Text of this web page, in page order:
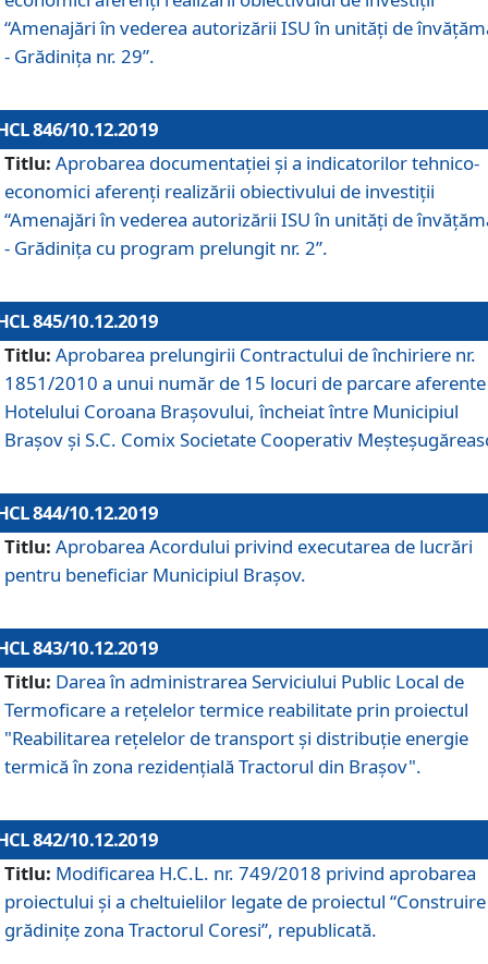
“Amenajări în vederea autorizării ISU în unități de
- Grădinița nr. 29”.
846/10.12.2019
Titlu: Aprobarea documentației și a indicatorilor tehnico-
economici aferenți realizării obiectivului de investiții
“Amenajări în vederea autorizării ISU în unități de
- Grădinița cu program prelungit nr. 2”.
845/10.12.2019
Titlu: Aprobarea prelungirii Contractului de închiriere nr.
1851/2010 a unui număr de 15 locuri de parcare aferente
Hotelului Coroana Brașovului, încheiat între Municipiul
Braşov şi S.C. Comix Societate Cooperativ
844/10.12.2019
Titlu: Aprobarea Acordului privind executarea de lucrări
pentru beneficiar Municipiul Brașov.
843/10.12.2019
Titlu: Darea în administrarea Serviciului Public Local de
Termoficare a rețelelor termice reabilitate prin proiectul
"Reabilitarea reţelelor de transport şi distribuţie energie
termică în zona rezidenţială Tractorul din Braşov".
842/10.12.2019
Titlu: Modificarea H.C.L. nr. 749/2018 privind aprobarea
proiectului și a cheltuielilor legate de proiectul “Construire
grădinițe zona Tractorul Coresi”, republicată.